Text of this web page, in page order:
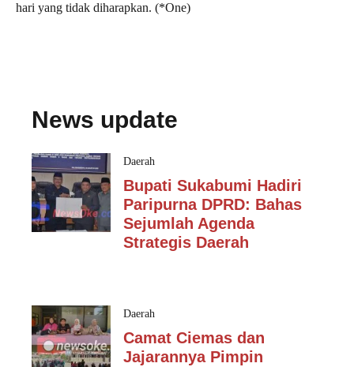
hari yang tidak diharapkan. (*One)
News update
Daerah
Bupati Sukabumi Hadiri
Paripurna DPRD: Bahas
Sejumlah Agenda
Strategis Daerah
Daerah
Camat Ciemas dan
Jajarannya Pimpin